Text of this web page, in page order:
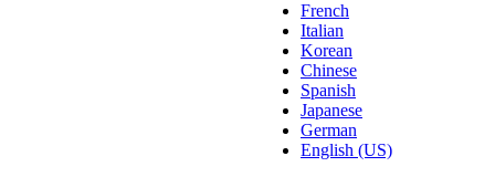
French
Italian
Korean
Chinese
Spanish
Japanese
German
English (US)